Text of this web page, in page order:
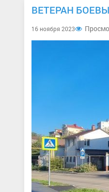
ВЕТЕРАН
16 ноября 2023